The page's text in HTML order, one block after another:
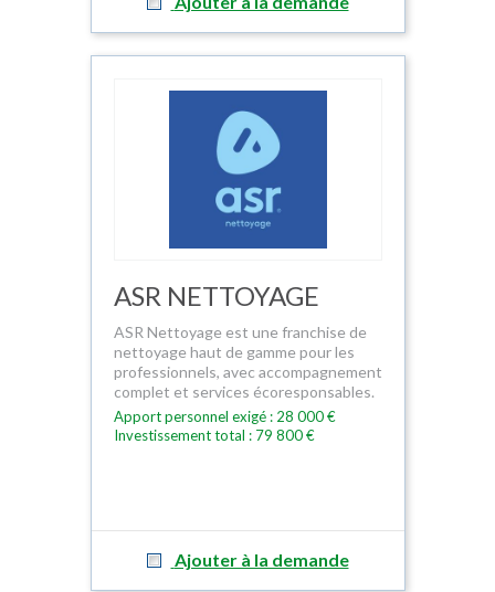
ASR NETTOYAGE
ASR Nettoyage est une franchise de
nettoyage haut de gamme pour les
professionnels, avec accompagnement
complet et services écoresponsables.
Apport personnel exigé : 28 000 €
Investissement total : 79 800 €
Ajouter à la demande